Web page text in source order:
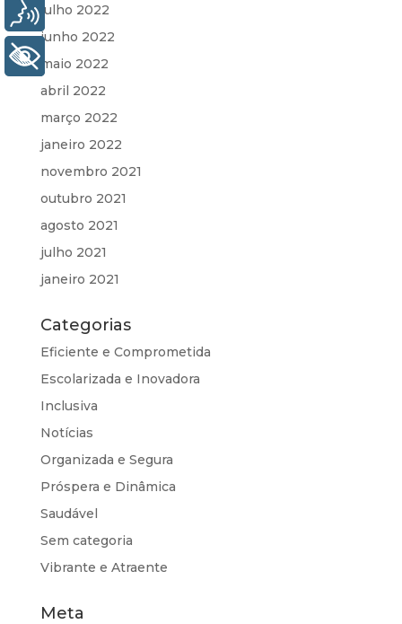
julho 2022
junho 2022
maio 2022
abril 2022
março 2022
janeiro 2022
novembro 2021
outubro 2021
agosto 2021
julho 2021
janeiro 2021
Categorias
Eficiente e Comprometida
Escolarizada e Inovadora
Inclusiva
Notícias
Organizada e Segura
Próspera e Dinâmica
Saudável
Sem categoria
Vibrante e Atraente
Meta
Voz
+ Acessibilidade